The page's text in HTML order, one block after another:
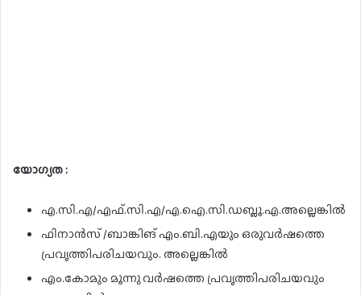
യോഗ്യത :
എ.സി.എ/എഫ്.സി.എ/എ.ഐ.സി.ഡബ്ലൂ.എ.അല്ലെങ്കിൽ
ഫിനാൻസ് /ബാങ്കിങ് എം.ബി.എയും ഒരുവർഷത്തെ
പ്രവൃത്തിപരിചയവും. അല്ലെങ്കിൽ
എം.കോമും മൂന്നു വർഷത്തെ പ്രവൃത്തിപരിചയവും